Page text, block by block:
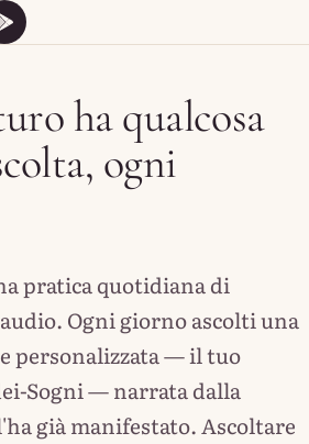
Google Play
Google Play
ha qualcosa
ogni
pratica quotidiana di
Ogni giorno ascolti una
personalizzata — il tuo
Sogni — narrata dalla
già manifestato. Ascoltare